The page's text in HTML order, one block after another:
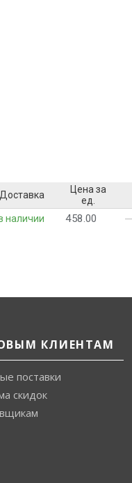
Доставка
Цена за
ед.
наличии 458.00
КЛИЕНТАМ
поставки
скидок